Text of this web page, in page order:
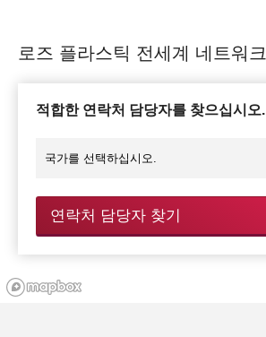
로즈 플라스틱 전세계 네트워크
적합한 연락처 담당자를 찾으십시오.
연락처 담당자 찾기